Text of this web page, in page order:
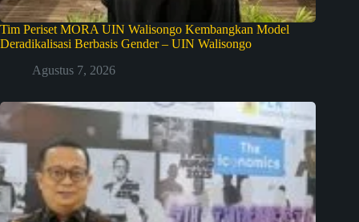
Tim Periset MORA UIN Walisongo Kembangkan Model
Deradikalisasi Berbasis Gender – UIN Walisongo
Agustus 7, 2026